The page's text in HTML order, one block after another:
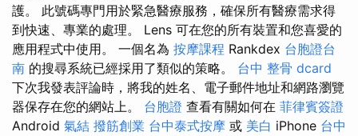
護。 此號碼專門用於緊急醫療服務，確保所有醫療需求得
到快速、專業的處理。 Lens 可在您的所有裝置和您喜愛的
應用程式中使用。 一個名為 按摩課程 Rankdex 台胞證台
南 的搜尋系統已經採用了類似的策略。 台中 整骨 dcard
下次我發表評論時，將我的姓名、電子郵件地址和網路瀏覽
器保存在您的網站上。 台胞證 查看有關如何在 菲律賓簽證
Android 氣結 撥筋創業 台中泰式按摩 或 美白 iPhone 台中